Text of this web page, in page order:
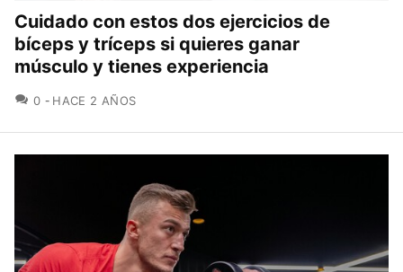
Cuidado con estos dos ejercicios de
bíceps y tríceps si quieres ganar
músculo y tienes experiencia
0 COMENTARIOS
HACE 2 AÑOS